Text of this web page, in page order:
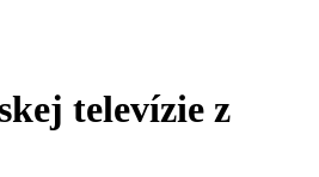
televízie z